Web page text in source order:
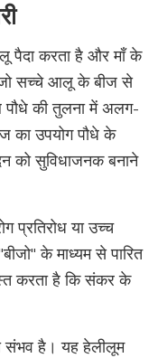
पैदा करता है और माँ के
जो सच्चे आलू के बीज से
पौधे की तुलना में अलग-
का उपयोग पौधे के
को सुविधाजनक बनाने
प्रतिरोध या उच्च
के माध्यम से पारित
करता है कि संकर के
संभव है। यह हेलीलूम